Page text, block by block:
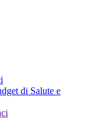
di Salute e